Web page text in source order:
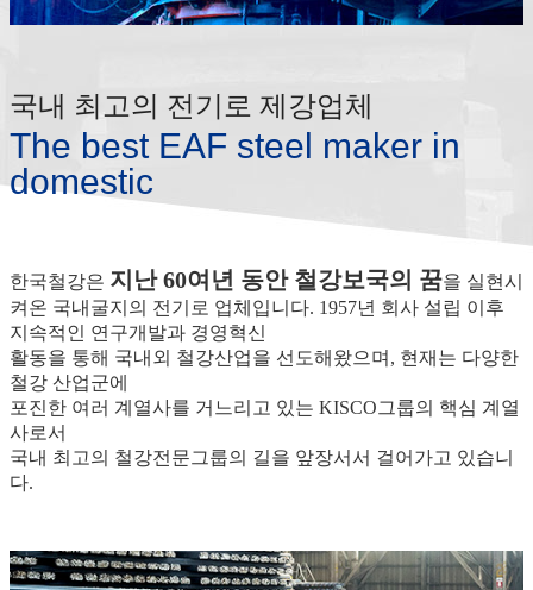
국내 최고의 전기로 제강업체
The best EAF steel maker in
domestic
한국철강은 지난 60여년 동안 철강보국의 꿈을 실현시
켜온 국내굴지의 전기로 업체입니다. 1957년 회사 설립 이후
지속적인 연구개발과 경영혁신
활동을 통해 국내외 철강산업을 선도해왔으며, 현재는 다양한
철강 산업군에
포진한 여러 계열사를 거느리고 있는 KISCO그룹의 핵심 계열
사로서
국내 최고의 철강전문그룹의 길을 앞장서서 걸어가고 있습니
다.